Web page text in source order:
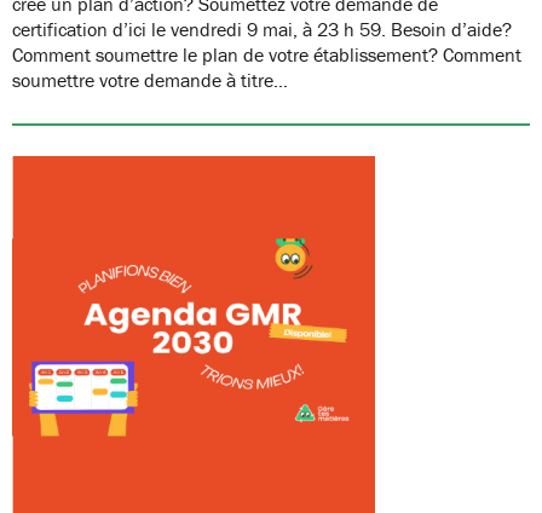
certification d’ici le vendredi 9 mai, à 23 h 59. Besoin d’aide?
Comment soumettre le plan de votre établissement? Comment
soumettre votre demande à titre…